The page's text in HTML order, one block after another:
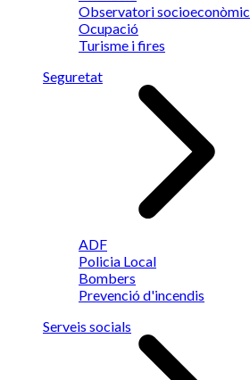
Observatori socioeconòmic
Ocupació
Turisme i fires
Seguretat
ADF
Policia Local
Bombers
Prevenció d'incendis
Serveis socials